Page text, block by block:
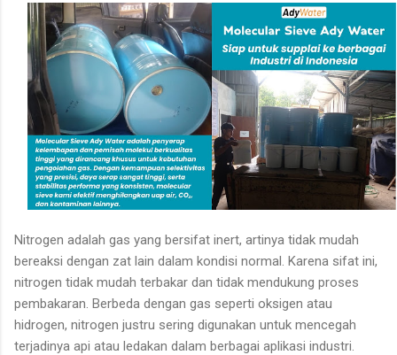
Nitrogen adalah gas yang bersifat inert, artinya tidak mudah
bereaksi dengan zat lain dalam kondisi normal. Karena sifat ini,
nitrogen tidak mudah terbakar dan tidak mendukung proses
pembakaran. Berbeda dengan gas seperti oksigen atau
hidrogen, nitrogen justru sering digunakan untuk mencegah
terjadinya api atau ledakan dalam berbagai aplikasi industri.